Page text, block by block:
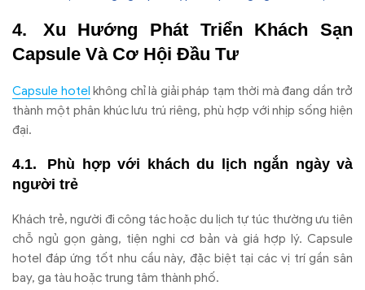
Xu Hướng Phát Triển Khách Sạn
Capsule Và Cơ Hội Đầu Tư
Capsule hotel không chỉ là giải pháp tạm thời mà đang dần trở
thành một phân khúc lưu trú riêng, phù hợp với nhịp sống hiện
đại.
Phù hợp với khách du lịch ngắn ngày và
người trẻ
Khách trẻ, người đi công tác hoặc du lịch tự túc thường ưu tiên
chỗ ngủ gọn gàng, tiện nghi cơ bản và giá hợp lý. Capsule
hotel đáp ứng tốt nhu cầu này, đặc biệt tại các vị trí gần sân
bay, ga tàu hoặc trung tâm thành phố.